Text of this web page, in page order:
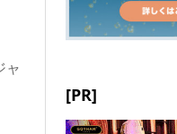
ャ
[PR]